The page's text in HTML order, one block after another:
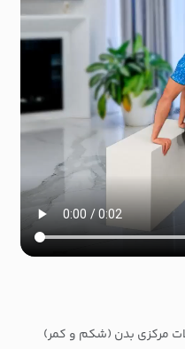
مرکزی بدن (شکم و کمر)